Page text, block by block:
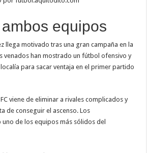
equipos
llega motivado tras una gran campaña en la
venados han mostrado un fútbol ofensivo y
para sacar ventaja en el primer partido
viene de eliminar a rivales complicados y
de conseguir el ascenso. Los
de los equipos más sólidos del